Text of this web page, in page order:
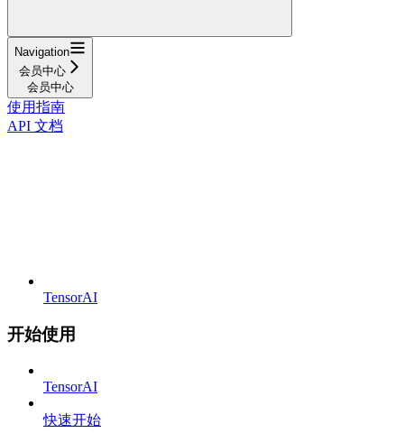
Navigation
会员中心
会员中心
使用指南
API 文档
TensorAI
开始使用
TensorAI
快速开始